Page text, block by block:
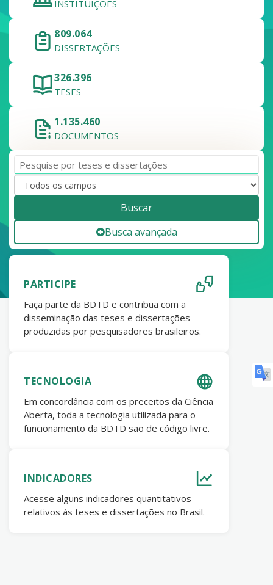
INSTITUIÇÕES
809.064
DISSERTAÇÕES
326.396
TESES
1.135.460
DOCUMENTOS
Buscar
Busca avançada
PARTICIPE
Faça parte da BDTD e contribua com a
disseminação das teses e dissertações
produzidas por pesquisadores brasileiros.
TECNOLOGIA
Em concordância com os preceitos da Ciência
Aberta, toda a tecnologia utilizada para o
funcionamento da BDTD são de código livre.
INDICADORES
Acesse alguns indicadores quantitativos
relativos às teses e dissertações no Brasil.